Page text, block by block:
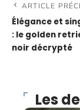
ARTICLE
Élégance et
: le golden
noir décrypté
Les